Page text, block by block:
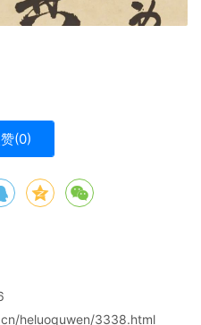
(0)
heluoquwen/3338.html